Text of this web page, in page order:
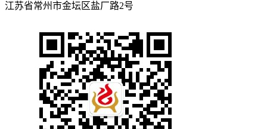
江苏省常州市金坛区盐厂路2号